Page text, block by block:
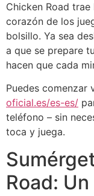
Chicken Road
corazón de los
bolsillo. Ya sea
a que se prepare
hacen que cada
Puedes comenzar
oficial.es/es-es/
teléfono – sin
toca y juega.
Road: